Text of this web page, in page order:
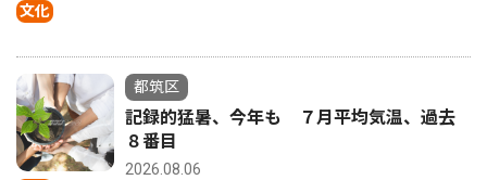
文化
都筑区
記録的猛暑、今年も ７月平均気温、過去
８番目
2026.08.06